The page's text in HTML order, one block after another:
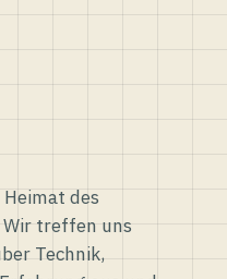
des
treffen uns
Technik,